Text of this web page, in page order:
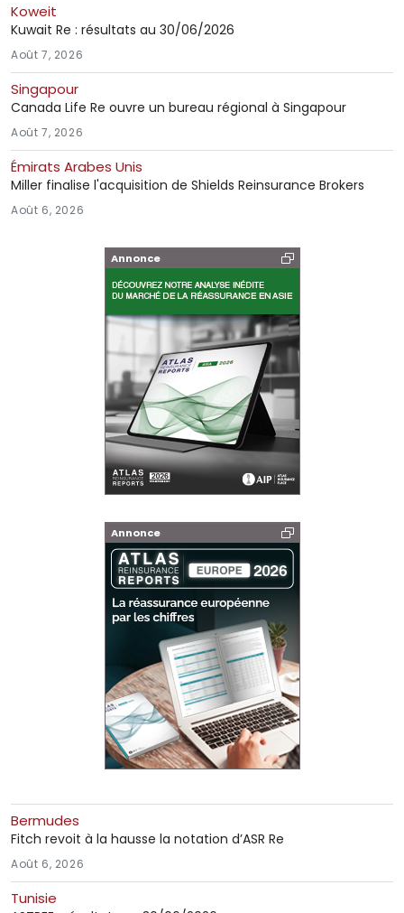
Koweit
Kuwait Re : résultats au 30/06/2026
Août 7, 2026
Singapour
Canada Life Re ouvre un bureau régional à Singapour
Août 7, 2026
Émirats Arabes Unis
Miller finalise l'acquisition de Shields Reinsurance Brokers
Août 6, 2026
Annonce
Annonce
Bermudes
Fitch revoit à la hausse la notation d’ASR Re
Août 6, 2026
Tunisie